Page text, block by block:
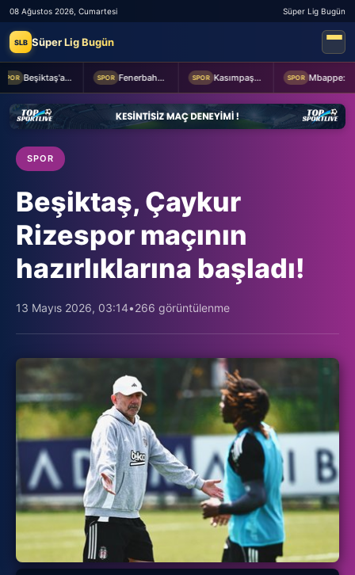
08 Ağustos 2026, Cumartesi Süper Lig Bugün
SLB Süper Lig Bugün
Beşiktaş'a Youssouf Fofana transferinde müjdeli haber! SPOR Fenerbahçe Başkanı Aziz Yıldırım, Sturm Graz maçı öncesi takımı ziyaret etti SPOR Kasımpaşa ile Hull City hazırlık maçında berabere kaldı SPOR Mbappe: Bahis reklamlarında oynamam
SPOR
Beşiktaş, Çaykur
Rizespor maçının
hazırlıklarına başladı!
13 Mayıs 2026, 03:14•266 görüntülenme